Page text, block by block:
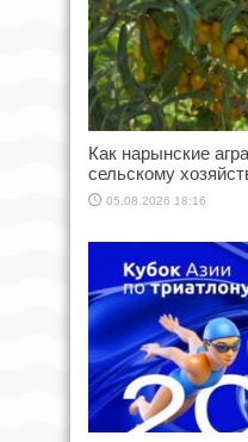
Как нарынские
сельскому
05.08.2026 18:16